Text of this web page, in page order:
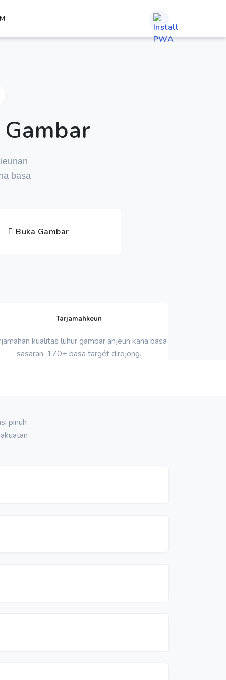
basa
Buka Gambar
Tarjamahkeun
kualitas luhur gambar anjeun kana basa
sasaran. 170+ basa targét dirojong.
pinuh